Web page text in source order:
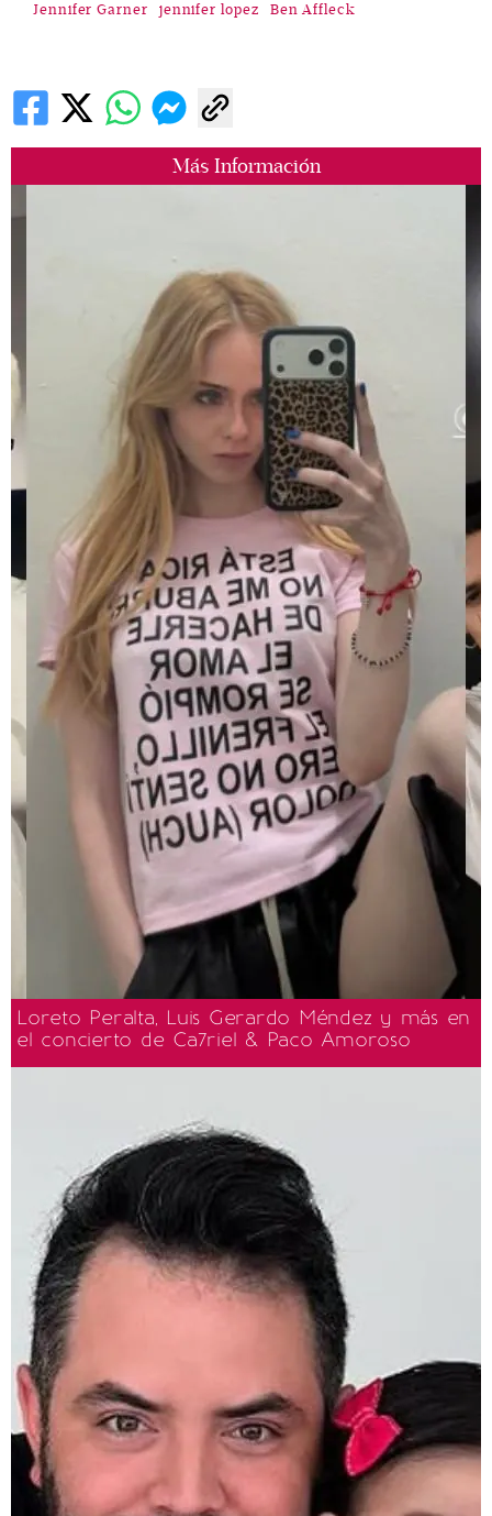
Más Información
Loreto Peralta, Luis Gerardo Méndez y más en
el concierto de Ca7riel & Paco Amoroso
Jennifer Garner jennifer lopez Ben Affleck